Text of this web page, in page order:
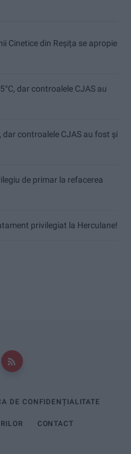
Cinetice din Reșița se apropie
dar controalele CJAS au
dar controalele CJAS au fost și
de primar la refacerea
privilegiat la Herculane!
DE CONFIDENȚIALITATE
CONTACT